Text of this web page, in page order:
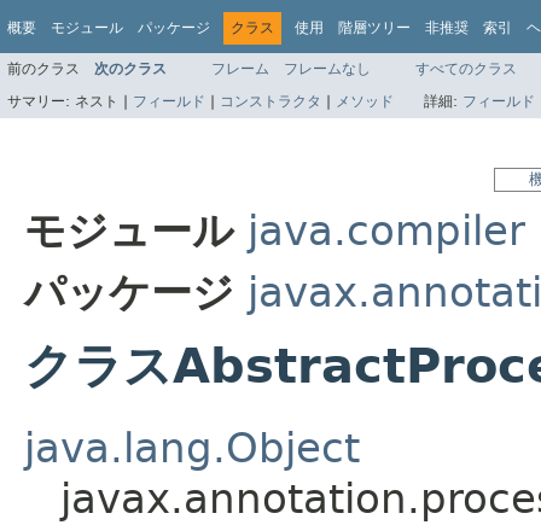
概要 モジュール パッケージ クラス 使用 階層ツリー 非推奨 索引
前のクラス 次のクラス フレーム フレームなし
すべてのクラス
サマリー: ネスト | フィールド | コンストラクタ | メソッド 詳細: フィールド
モジュール java.compiler
パッケージ
クラス
java.lang.Object